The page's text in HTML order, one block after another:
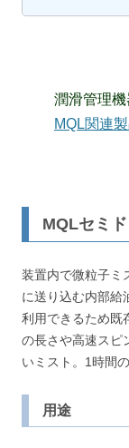
潤滑管理機
MQL関連
MQLセミ
装置内で微粒子ミ
に送り込む内部給
利用できるため既
の長さや高速スピ
いミスト。1時間
用途